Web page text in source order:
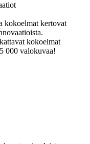
kokoelmat kertovat
kokoelmat
000 valokuvaa!